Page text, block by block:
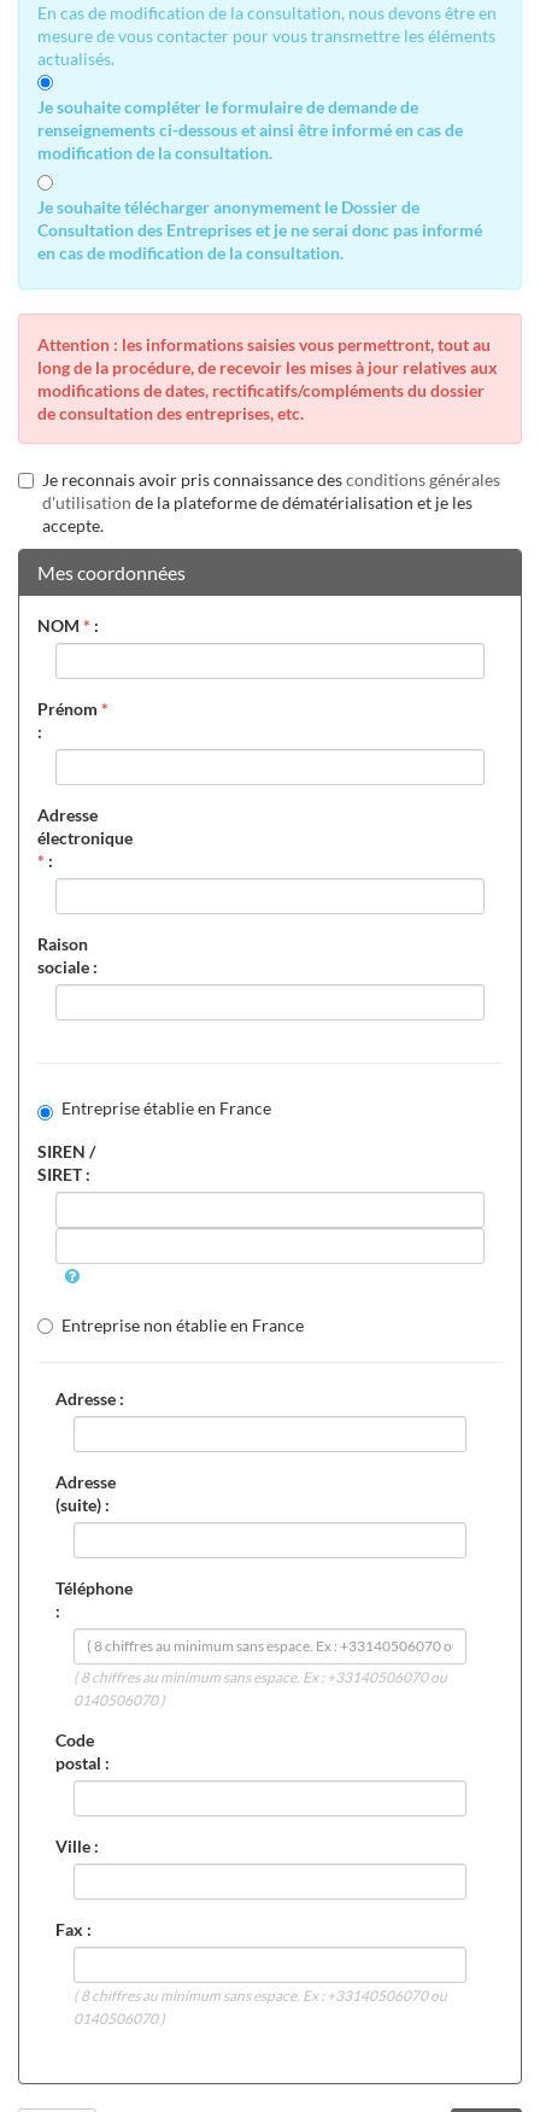
En cas de modification de la consultation, nous devons être en
mesure de vous contacter pour vous transmettre les éléments
actualisés.
Je souhaite compléter le formulaire de demande de
renseignements ci-dessous et ainsi être informé en cas de
modification de la consultation.
Je souhaite télécharger anonymement le Dossier de
Consultation des Entreprises et je ne serai donc pas informé
en cas de modification de la consultation.
Attention : les informations saisies vous permettront, tout au
long de la procédure, de recevoir les mises à jour relatives aux
modifications de dates, rectificatifs/compléments du dossier
de consultation des entreprises, etc.
Je reconnais avoir pris connaissance desconditions générales
d'utilisation de la plateforme de dématérialisation et je les
accepte.
Mes coordonnées
NOM * :
Prénom *
:
Adresse
électronique
* :
Raison
sociale :
Entreprise établie en France
SIREN /
SIRET :
Entreprise non établie en France
Adresse :
Adresse
(suite) :
Téléphone
:
( 8 chiffres au minimum sans espace. Ex : +33140506070 ou
0140506070 )
Code
postal :
Ville :
Fax :
( 8 chiffres au minimum sans espace. Ex : +33140506070 ou
0140506070 )